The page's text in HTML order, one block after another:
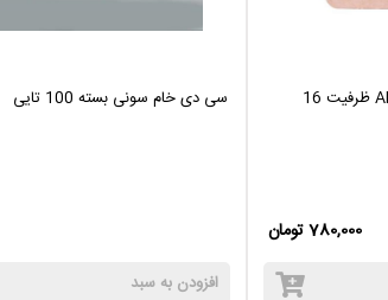
فلش مموری کوئین تک مدل ANGLE ظرفیت 16
780,000 تومان
سی دی خام سونی بسته 100 تایی
افزودن به سبد